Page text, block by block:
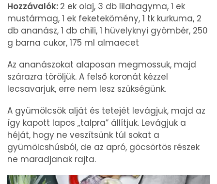
Hozzávalók: 2 ek olaj, 3 db lilahagyma, 1 ek
mustármag, 1 ek feketekömény, 1 tk kurkuma, 2
db ananász, 1 db chili, 1 hüvelyknyi gyömbér, 250
g barna cukor, 175 ml almaecet
Az ananászokat alaposan megmossuk, majd
szárazra töröljük. A felső koronát kézzel
lecsavarjuk, erre nem lesz szükségünk.
A gyümölcsök alját és tetejét levágjuk, majd az
így kapott lapos „talpra” állítjuk. Levágjuk a
héját, hogy ne veszítsünk túl sokat a
gyümölcshúsból, de az apró, göcsörtös részek
ne maradjanak rajta.